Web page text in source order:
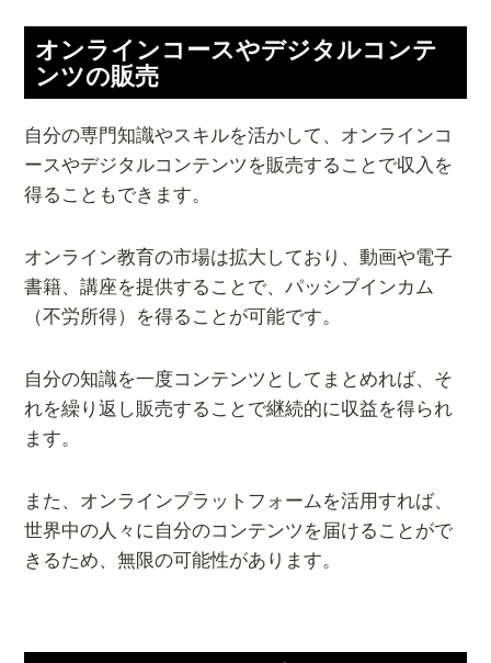
オンラインコースやデジタルコンテ
ンツの販売
自分の専門知識やスキルを活かして、オンラインコ
ースやデジタルコンテンツを販売することで収入を
得ることもできます。
オンライン教育の市場は拡大しており、動画や電子
書籍、講座を提供することで、パッシブインカム
（不労所得）を得ることが可能です。
自分の知識を一度コンテンツとしてまとめれば、そ
れを繰り返し販売することで継続的に収益を得られ
ます。
また、オンラインプラットフォームを活用すれば、
世界中の人々に自分のコンテンツを届けることがで
きるため、無限の可能性があります。